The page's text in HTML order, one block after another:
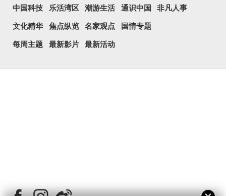
中国科技 乐活湾区 潮游生活 通识中国 非凡人事
文化精华 焦点纵览 名家观点 国情专题
每周主题 最新影片 最新活动